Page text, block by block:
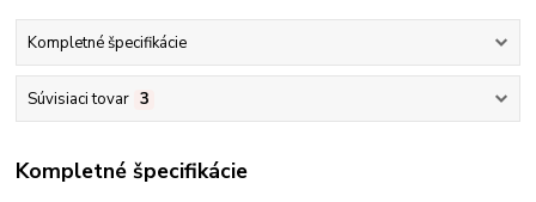
Kompletné špecifikácie
Súvisiaci tovar 3
Kompletné špecifikácie